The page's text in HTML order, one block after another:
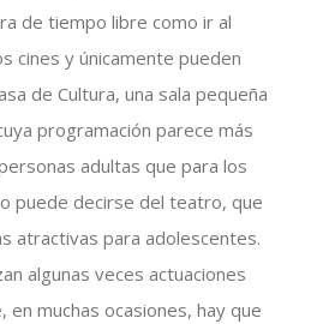
de tiempo libre como ir al
cines y únicamente pueden
de Cultura, una sala pequeña
programación parece más
adultas que para los
puede decirse del teatro, que
atractivas para adolescentes.
algunas veces actuaciones
en muchas ocasiones, hay que